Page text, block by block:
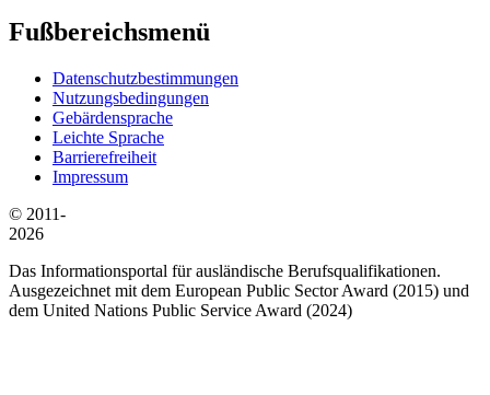
Fußbereichsmenü
Datenschutzbestimmungen
Nutzungsbedingungen
Gebärdensprache
Leichte Sprache
Barrierefreiheit
Impressum
© 2011-
2026
Das Informationsportal für ausländische Berufsqualifikationen.
Ausgezeichnet mit dem European Public Sector Award (2015) und
dem United Nations Public Service Award (2024)